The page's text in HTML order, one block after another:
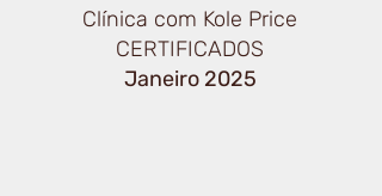
Clínica com Kole Price
CERTIFICADOS
Janeiro 2025